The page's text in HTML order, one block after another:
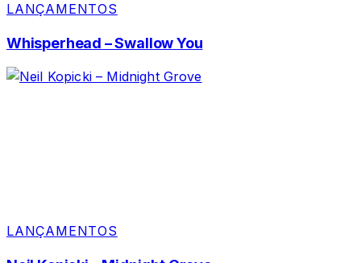
LANÇAMENTOS
Whisperhead – Swallow You
LANÇAMENTOS